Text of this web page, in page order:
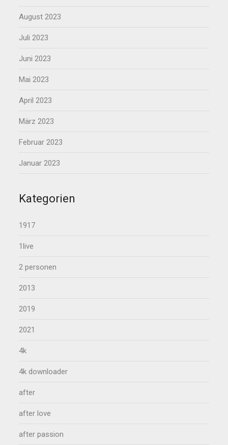
August 2023
Juli 2023
Juni 2023
Mai 2023
April 2023
März 2023
Februar 2023
Januar 2023
Kategorien
1917
1live
2 personen
2013
2019
2021
4k
4k downloader
after
after love
after passion